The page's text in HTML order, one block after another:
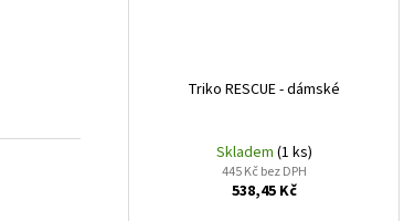
Triko RESCUE - dámské
Skladem (1 ks)
445 Kč bez DPH
538,45 Kč